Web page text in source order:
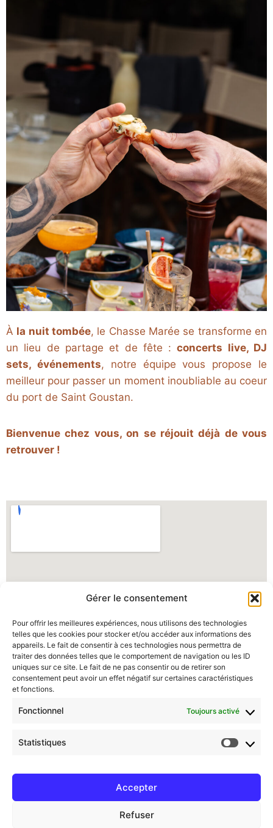
Gérer le consentement
Pour offrir les meilleures expériences, nous utilisons des technologies
telles que les cookies pour stocker et/ou accéder aux informations des
appareils. Le fait de consentir à ces technologies nous permettra de
traiter des données telles que le comportement de navigation ou les ID
uniques sur ce site. Le fait de ne pas consentir ou de retirer son
consentement peut avoir un effet négatif sur certaines caractéristiques
et fonctions.
Fonctionnel Toujours activé
Statistiques
Accepter
Refuser
À la nuit tombée, le Chasse Marée se transforme en
un lieu de partage et de fête :concerts live, DJ
sets, événements, notre équipe vous propose le
meilleur pour passer un moment inoubliable au coeur
du port de Saint Goustan.
Bienvenue chez vous, on se réjouit déjà de vous
retrouver !